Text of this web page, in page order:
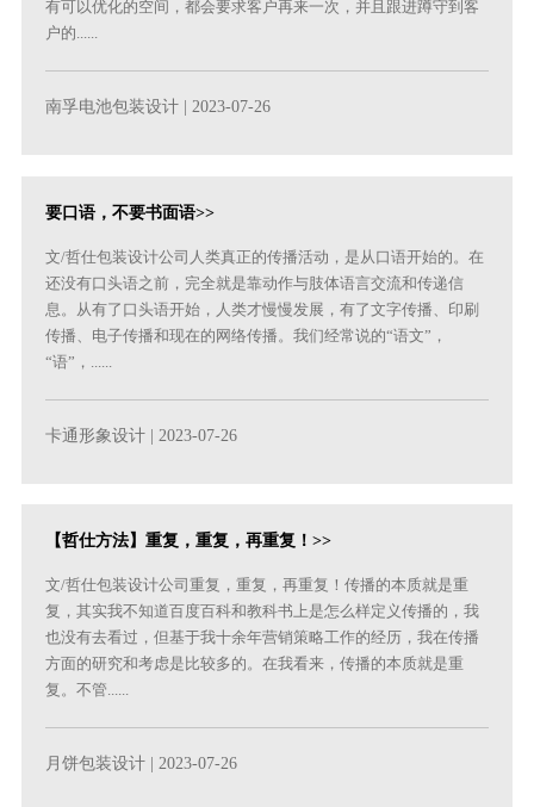
有可以优化的空间，都会要求客户再来一次，并且跟进蹲守到客
户的......
南孚电池包装设计 | 2023-07-26
要口语，不要书面语>>
文/哲仕包装设计公司人类真正的传播活动，是从口语开始的。在
还没有口头语之前，完全就是靠动作与肢体语言交流和传递信
息。从有了口头语开始，人类才慢慢发展，有了文字传播、印刷
传播、电子传播和现在的网络传播。我们经常说的“语文”，
“语”，......
卡通形象设计 | 2023-07-26
【哲仕方法】重复，重复，再重复！>>
文/哲仕包装设计公司重复，重复，再重复！传播的本质就是重
复，其实我不知道百度百科和教科书上是怎么样定义传播的，我
也没有去看过，但基于我十余年营销策略工作的经历，我在传播
方面的研究和考虑是比较多的。在我看来，传播的本质就是重
复。不管......
月饼包装设计 | 2023-07-26